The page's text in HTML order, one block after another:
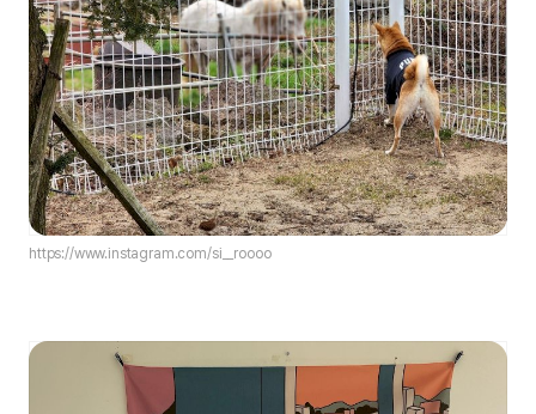
https://www.instagram.com/si__roooo